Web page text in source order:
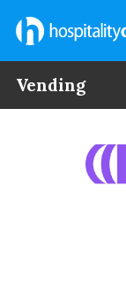
Vending